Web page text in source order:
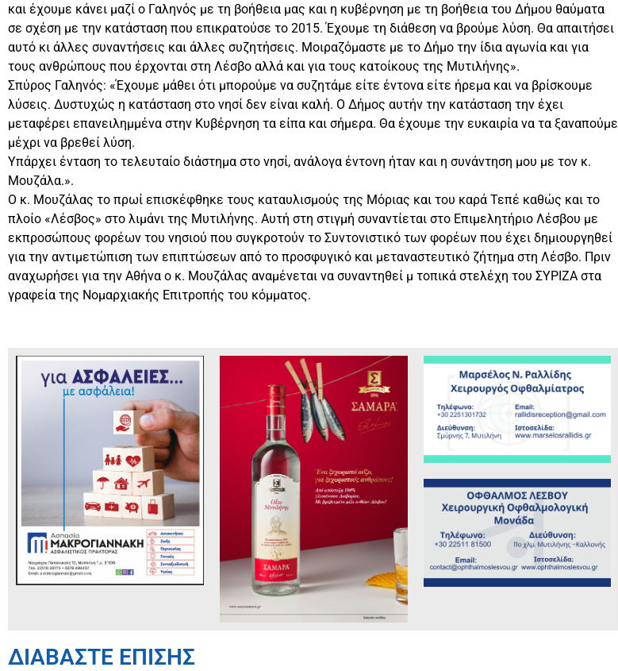
και έχουμε κάνει μαζί ο Γαληνός με τη βοήθεια μας και η κυβέρνηση με τη βοήθεια του Δήμου θαύματα
σε σχέση με την κατάσταση που επικρατούσε το 2015. Έχουμε τη διάθεση να βρούμε λύση. Θα απαιτήσει
αυτό κι άλλες συναντήσεις και άλλες συζητήσεις. Μοιραζόμαστε με το Δήμο την ίδια αγωνία και για
τους ανθρώπους που έρχονται στη Λέσβο αλλά και για τους κατοίκους της Μυτιλήνης».
Σπύρος Γαληνός: «Έχουμε μάθει ότι μπορούμε να συζητάμε είτε έντονα είτε ήρεμα και να βρίσκουμε
λύσεις. Δυστυχώς η κατάσταση στο νησί δεν είναι καλή. Ο Δήμος αυτήν την κατάσταση την έχει
μεταφέρει επανειλημμένα στην Κυβέρνηση τα είπα και σήμερα. Θα έχουμε την ευκαιρία να τα ξαναπούμε
μέχρι να βρεθεί λύση.
Υπάρχει ένταση το τελευταίο διάστημα στο νησί, ανάλογα έντονη ήταν και η συνάντηση μου με τον κ.
Μουζάλα.».
Ο κ. Μουζάλας το πρωί επισκέφθηκε τους καταυλισμούς της Μόριας και του καρά Τεπέ καθώς και το
πλοίο «Λέσβος» στο λιμάνι της Μυτιλήνης. Αυτή στη στιγμή συναντίεται στο Επιμελητήριο Λέσβου με
εκπροσώπους φορέων του νησιού που συγκροτούν το Συντονιστικό των φορέων που έχει δημιουργηθεί
για την αντιμετώπιση των επιπτώσεων από το προσφυγικό και μεταναστευτικό ζήτημα στη Λέσβο. Πριν
αναχωρήσει για την Αθήνα ο κ. Μουζάλας αναμένεται να συναντηθεί μ τοπικά στελέχη του ΣΥΡΙΖΑ στα
γραφεία της Νομαρχιακής Επιτροπής του κόμματος.
ΔΙΑΒΑΣΤΕ ΕΠΙΣΗΣ